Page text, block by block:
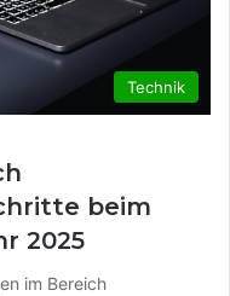
Technik
beim
2025
im Bereich